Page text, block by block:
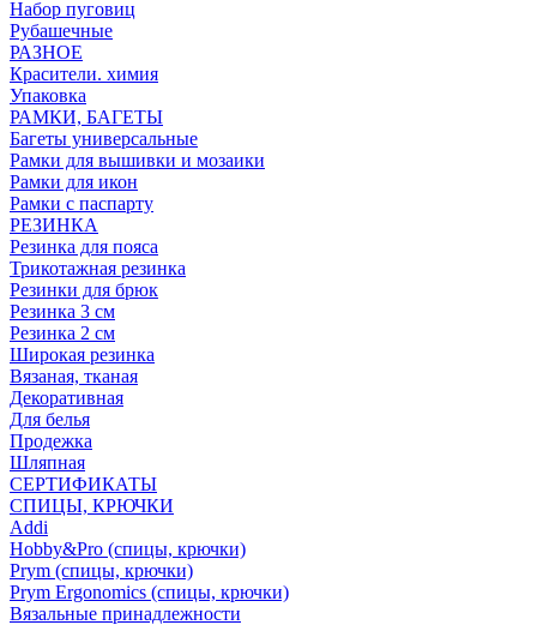
Набор пуговиц
Рубашечные
РАЗНОЕ
Красители. химия
Упаковка
РАМКИ, БАГЕТЫ
Багеты универсальные
Рамки для вышивки и мозаики
Рамки для икон
Рамки с паспарту
РЕЗИНКА
Резинка для пояса
Трикотажная резинка
Резинки для брюк
Резинка 3 см
Резинка 2 см
Широкая резинка
Вязаная, тканая
Декоративная
Для белья
Продежка
Шляпная
СЕРТИФИКАТЫ
СПИЦЫ, КРЮЧКИ
Addi
Hobby&Pro (спицы, крючки)
Prym (спицы, крючки)
Prym Ergonomics (спицы, крючки)
Вязальные принадлежности